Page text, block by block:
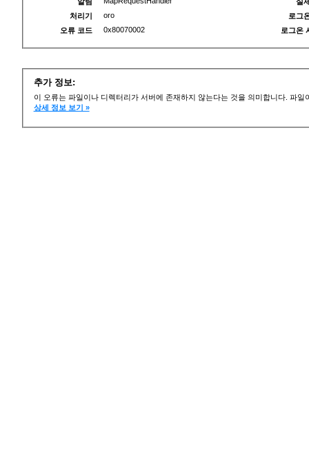
처리기
oro
오류 코드
0x80070002
로그
로그온
추가 정보:
이 오류는 파일이나 디렉터리가 서버에 존재하지 않는다는 것을 의미합니다. 파
상세 정보 보기 »